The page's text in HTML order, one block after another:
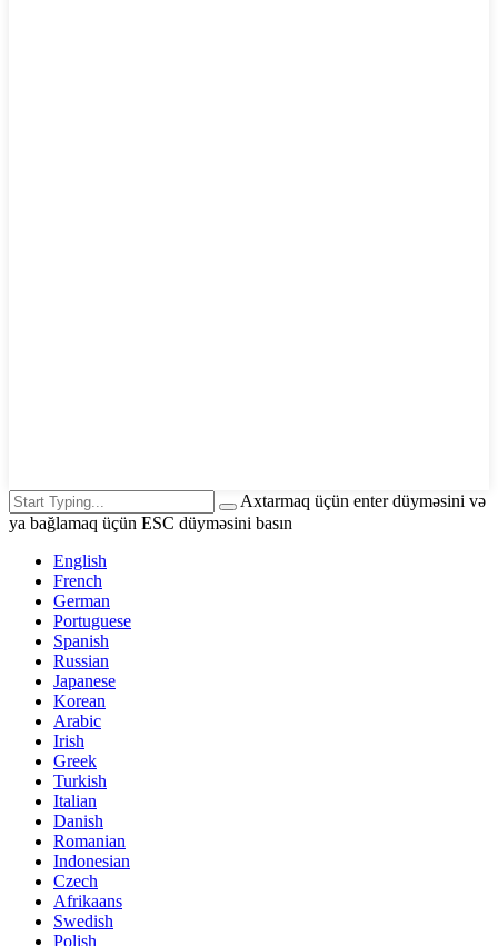
Axtarmaq üçün enter düyməsini və
ya bağlamaq üçün ESC düyməsini basın
English
French
German
Portuguese
Spanish
Russian
Japanese
Korean
Arabic
Irish
Greek
Turkish
Italian
Danish
Romanian
Indonesian
Czech
Afrikaans
Swedish
Polish